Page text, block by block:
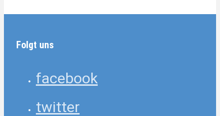
Folgt uns
facebook
twitter